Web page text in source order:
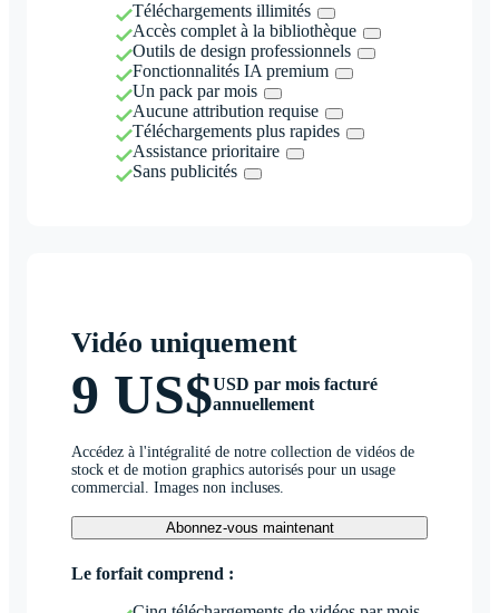
Téléchargements illimités
Accès complet à la bibliothèque
Outils de design professionnels
Fonctionnalités IA premium
Un pack par mois
Aucune attribution requise
Téléchargements plus rapides
Assistance prioritaire
Sans publicités
Vidéo uniquement
9 US$USD par mois facturé
annuellement
Accédez à l'intégralité de notre collection de vidéos de
stock et de motion graphics autorisés pour un usage
commercial. Images non incluses.
Abonnez-vous maintenant
Le forfait comprend :